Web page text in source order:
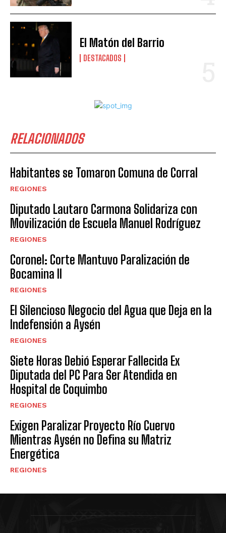
El Matón del Barrio
DESTACADOS
RELACIONADOS
Habitantes se Tomaron Comuna de Corral
REGIONES
Diputado Lautaro Carmona Solidariza con
Movilización de Escuela Manuel Rodríguez
REGIONES
Coronel: Corte Mantuvo Paralización de
Bocamina II
REGIONES
El Silencioso Negocio del Agua que Deja en la
Indefensión a Aysén
REGIONES
Siete Horas Debió Esperar Fallecida Ex
Diputada del PC Para Ser Atendida en
Hospital de Coquimbo
REGIONES
Exigen Paralizar Proyecto Río Cuervo
Mientras Aysén no Defina su Matriz
Energética
REGIONES